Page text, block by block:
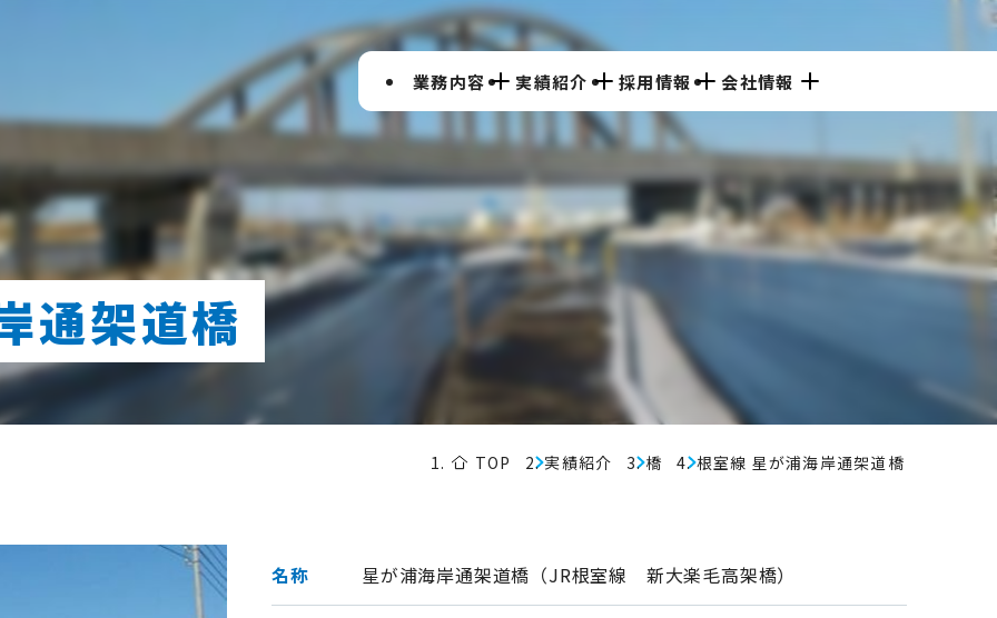
業務内容
設計
維持管理・
リニューアル
実績紹介
トンネル
表彰・感謝状
採用情報
数字で見る
日本交通技術
仕事を知る よくある質問
会社情報
経営理念
会社概要
事業所一覧
通架道橋
TOP 実績紹介 橋 根室線 星が浦海岸通架道橋
名称 星が浦海岸通架道橋（JR根室線 新大楽毛高架橋）